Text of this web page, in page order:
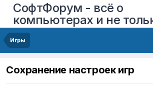
СофтФорум - всё о
компьютерах и не
Игры
Сохранение настроек игр